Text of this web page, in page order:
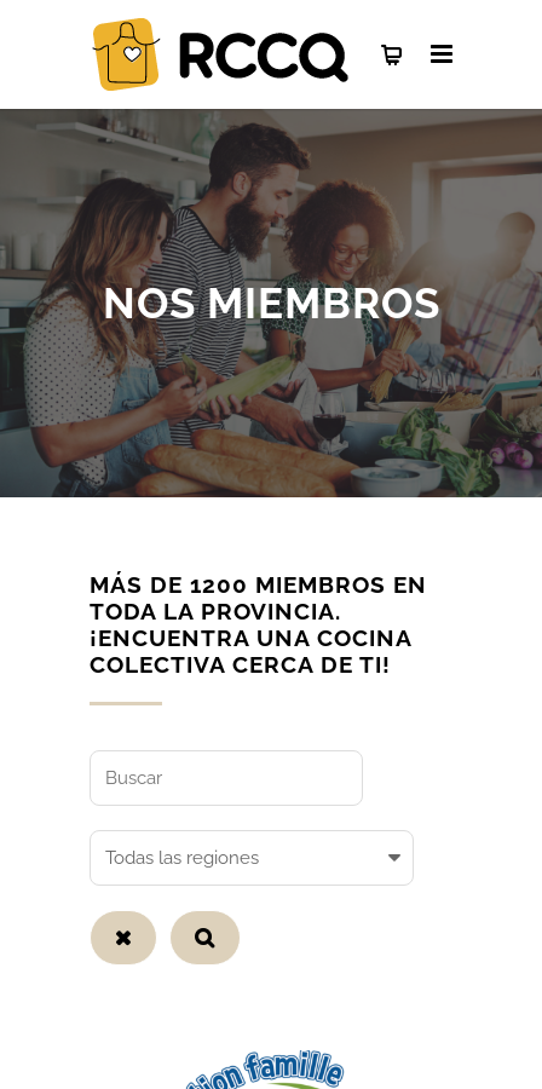
NOS MIEMBROS
MÁS DE 1200 MIEMBROS EN
TODA LA PROVINCIA.
¡ENCUENTRA UNA COCINA
COLECTIVA CERCA DE TI!
Buscar
Todas
las